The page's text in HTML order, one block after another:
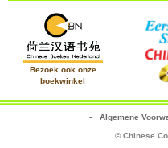
Bezoek ook onze
boekwinkel
Algemene
© Chinese